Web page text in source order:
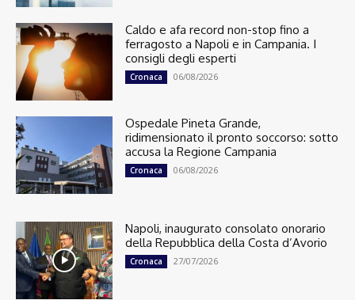
Caldo e afa record non-stop fino a
ferragosto a Napoli e in Campania. I
consigli degli esperti
Cronaca 06/08/2026
Ospedale Pineta Grande,
ridimensionato il pronto soccorso: sotto
accusa la Regione Campania
Cronaca 06/08/2026
Napoli, inaugurato consolato onorario
della Repubblica della Costa d’Avorio
Cronaca 27/07/2026